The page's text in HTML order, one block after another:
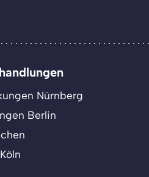
Nürnberg
Berlin